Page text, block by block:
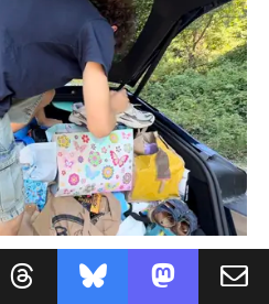
l'accès au 3e rang ne se fait